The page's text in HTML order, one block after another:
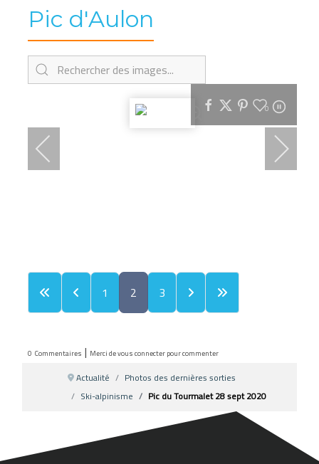
Pic d'Aulon
0
1 2 3
0 Commentaires | Merci de vous connecter pour commenter
Actualité
Photos des dernières sorties
Ski-alpinisme
Pic du Tourmalet 28 sept 2020